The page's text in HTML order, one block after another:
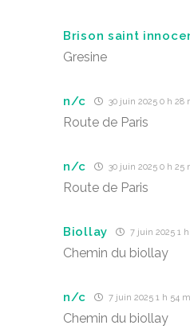
Brison saint
Gresine
n/c 30 juin 2025 0 h 28
Route de Paris
n/c 30 juin 2025 0 h 25
Route de Paris
Biollay 7 juin 2025 1
Chemin du biollay
n/c 7 juin 2025 1 h 54
Chemin du biollay